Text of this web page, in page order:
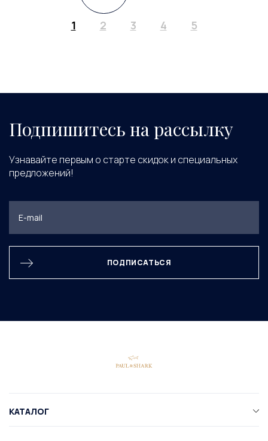
1 2 3 4 5
Подпишитесь на рассылку
Узнавайте первым о старте скидок и специальных
предложений!
ПОДПИСАТЬСЯ
КАТАЛОГ